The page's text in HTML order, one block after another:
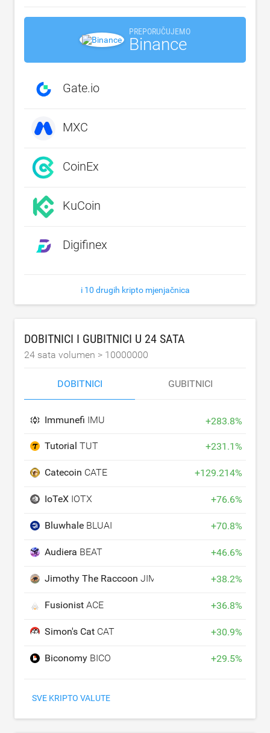
PREPORUČUJEMO
Binance
Gate.io
MXC
CoinEx
KuCoin
Digifinex
i 10 drugih kripto mjenjačnica
DOBITNICI I GUBITNICI U 24 SATA
24 sata volumen > 10000000
DOBITNICI GUBITNICI
Immunefi IMU +283.8%
Tutorial TUT +231.1%
Catecoin CATE +129.214%
IoTeX IOTX +76.6%
Bluwhale BLUAI +70.8%
Audiera BEAT +46.6%
Jimothy The Raccoon JIMOTHY +38.2%
Fusionist ACE +36.8%
Simon's Cat CAT +30.9%
Biconomy BICO +29.5%
SVE KRIPTO VALUTE